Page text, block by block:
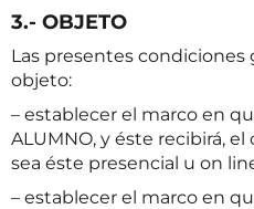
3.- OBJETO
Las presentes
objeto:
– establecer el marco en
ALUMNO, y éste recibirá,
sea éste presencial u on
– establecer el marco en